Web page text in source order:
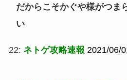
だからこそかぐや様がつま
い
22: ネトゲ攻略速報 2021/06/